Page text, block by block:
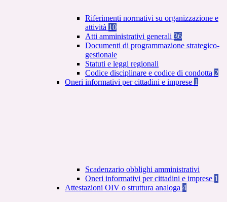
Riferimenti normativi su organizzazione e
attività 10
Atti amministrativi generali 36
Documenti di programmazione strategico-
gestionale
Statuti e leggi regionali
Codice disciplinare e codice di condotta 2
Oneri informativi per cittadini e imprese 1
Scadenzario obblighi amministrativi
Oneri informativi per cittadini e imprese 1
Attestazioni OIV o struttura analoga 4